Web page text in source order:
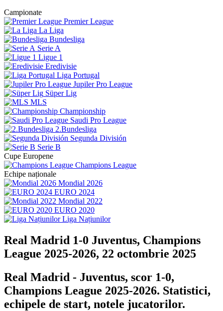
Campionate
Premier League
La Liga
Bundesliga
Serie A
Ligue 1
Eredivisie
Liga Portugal
Jupiler Pro League
Süper Lig
MLS
Championship
Saudi Pro League
2.Bundesliga
Segunda División
Serie B
Cupe Europene
Champions League
Echipe naționale
Mondial 2026
EURO 2024
Mondial 2022
EURO 2020
Liga Națiunilor
Real Madrid 1-0 Juventus, Champions
League 2025-2026, 22 octombrie 2025
Real Madrid - Juventus, scor 1-0,
Champions League 2025-2026. Statistici,
echipele de start, notele jucatorilor.